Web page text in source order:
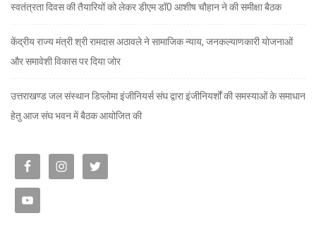
स्वतंत्रता दिवस की तैयारियों को लेकर डीएम डॉ0 आशीष चौहान ने की समीक्षा बैठक
केंद्रीय राज्य मंत्री श्री रामदास अठावले ने सामाजिक न्याय, जनकल्याणकारी योजनाओं
और समावेशी विकास पर दिया जोर
उत्तराखण्ड जल संस्थान डिप्लोमा इंजीनियर्स संघ द्वारा इंजीनियर्शों की समस्याओं के समाधान
हेतु आज संघ भवन में बैठक आयोजित की